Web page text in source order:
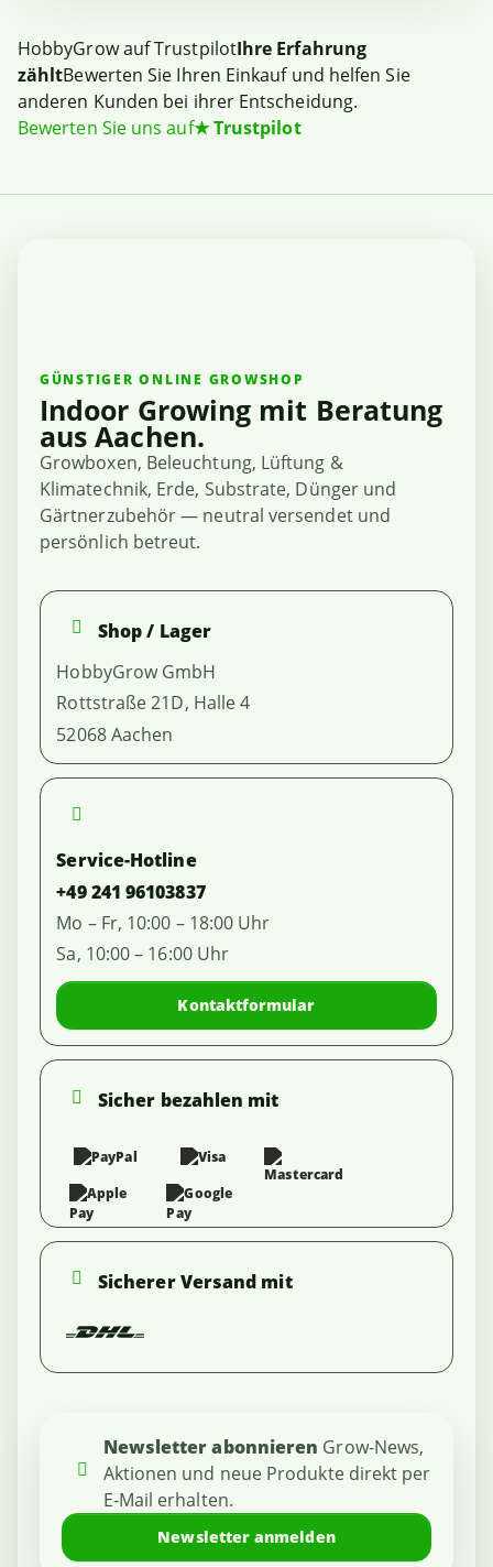
HobbyGrow auf TrustpilotIhre Erfahrung
zähltBewerten Sie Ihren Einkauf und helfen Sie
anderen Kunden bei ihrer Entscheidung.
Bewerten Sie uns auf★Trustpilot
GÜNSTIGER ONLINE GROWSHOP
Indoor Growing mit Beratung
aus Aachen.
Growboxen, Beleuchtung, Lüftung &
Klimatechnik, Erde, Substrate, Dünger und
Gärtnerzubehör — neutral versendet und
persönlich betreut.
Shop / Lager
HobbyGrow GmbH
Rottstraße 21D, Halle 4
52068 Aachen
Service-Hotline
+49 241 96103837
Mo – Fr, 10:00 – 18:00 Uhr
Sa, 10:00 – 16:00 Uhr
Kontaktformular
Sicher bezahlen mit
Sicherer Versand mit
Newsletter abonnieren Grow-News,
Aktionen und neue Produkte direkt per
E-Mail erhalten.
Newsletter anmelden